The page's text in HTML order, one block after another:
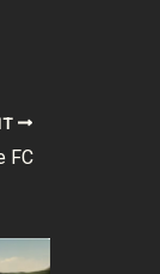
FC